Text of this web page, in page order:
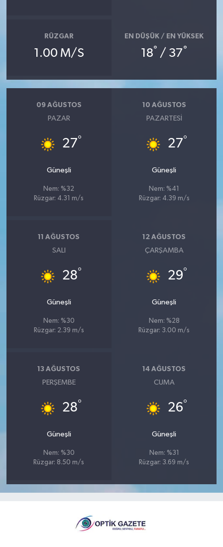
RÜZGAR
1.00 M/S
EN DÜŞÜK / EN YÜKSEK
18° / 37°
09 AĞUSTOS
PAZAR
27°
Güneşli
Nem: %32
Rüzgar: 4.31 m/s
10 AĞUSTOS
PAZARTESI
27°
Güneşli
Nem: %41
Rüzgar: 4.39 m/s
11 AĞUSTOS
SALI
28°
Güneşli
Nem: %30
Rüzgar: 2.39 m/s
12 AĞUSTOS
ÇARŞAMBA
29°
Güneşli
Nem: %28
Rüzgar: 3.00 m/s
13 AĞUSTOS
PERŞEMBE
28°
Güneşli
Nem: %30
Rüzgar: 8.50 m/s
14 AĞUSTOS
CUMA
26°
Güneşli
Nem: %31
Rüzgar: 3.69 m/s